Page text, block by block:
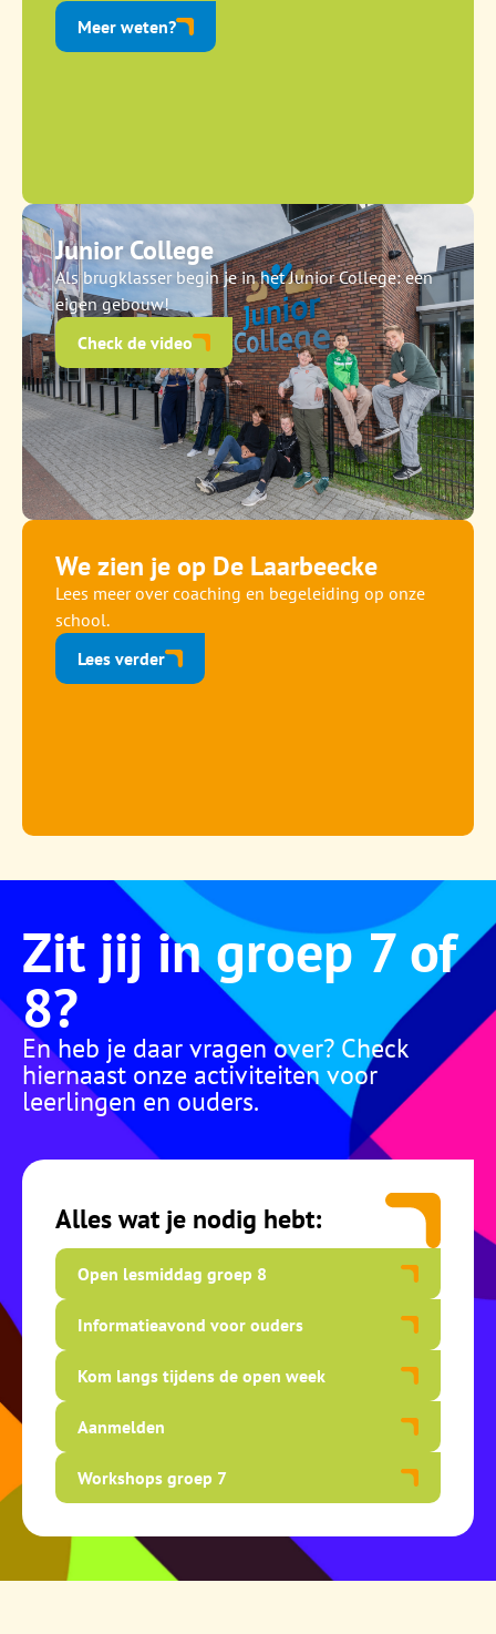
Meer weten?
Junior College
Als brugklasser begin je in het Junior College: een
eigen gebouw!
Check de video
We zien je op De Laarbeecke
Lees meer over coaching en begeleiding op onze
school.
Lees verder
Zit jij in groep 7 of
8?
En heb je daar vragen over? Check
hiernaast onze activiteiten voor
leerlingen en ouders.
Alles wat je nodig hebt:
Open lesmiddag groep 8
Informatieavond voor ouders
Kom langs tijdens de open week
Aanmelden
Workshops groep 7